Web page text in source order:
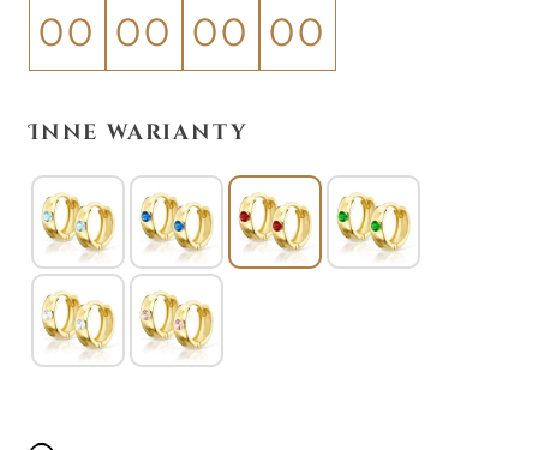
00 00 00 00
Inne warianty